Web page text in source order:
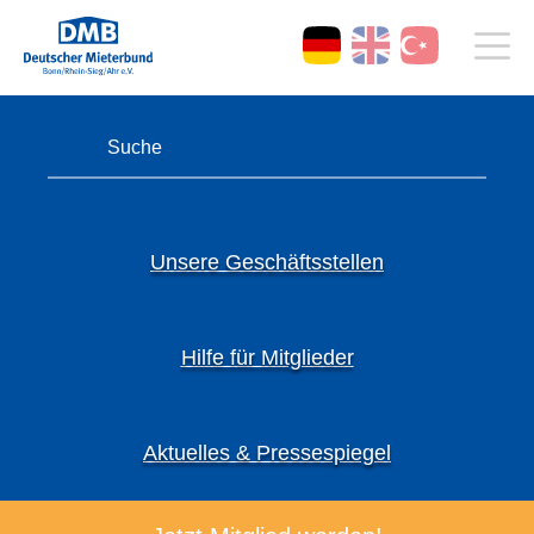
Unsere Geschäftsstellen
Hilfe für Mitglieder
Aktuelles & Pressespiegel